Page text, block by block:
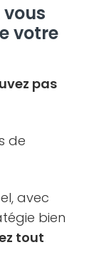
votre
pas
de
avec
bien
tout